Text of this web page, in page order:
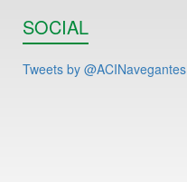
SOCIAL
Tweets by @ACINavegantes